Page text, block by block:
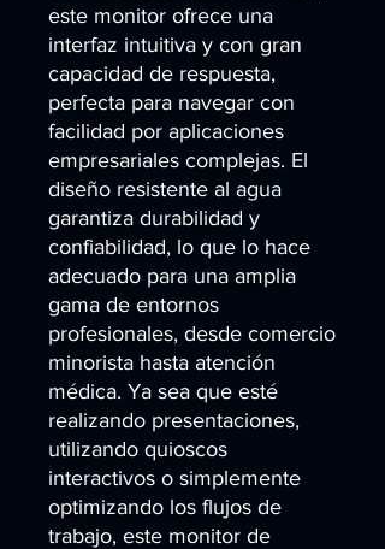
este monitor ofrece una
interfaz intuitiva y con gran
capacidad de respuesta,
perfecta para navegar con
facilidad por aplicaciones
empresariales complejas. El
diseño resistente al agua
garantiza durabilidad y
confiabilidad, lo que lo hace
adecuado para una amplia
gama de entornos
profesionales, desde comercio
minorista hasta atención
médica. Ya sea que esté
realizando presentaciones,
utilizando quioscos
interactivos o simplemente
optimizando los flujos de
trabajo, este monitor de